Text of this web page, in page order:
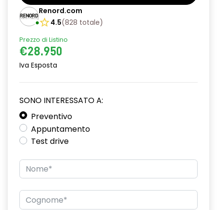
Renord.com
4.5(828 totale)
Prezzo di Listino
€28.950
Iva Esposta
SONO INTERESSATO A:
Preventivo
Appuntamento
Test drive